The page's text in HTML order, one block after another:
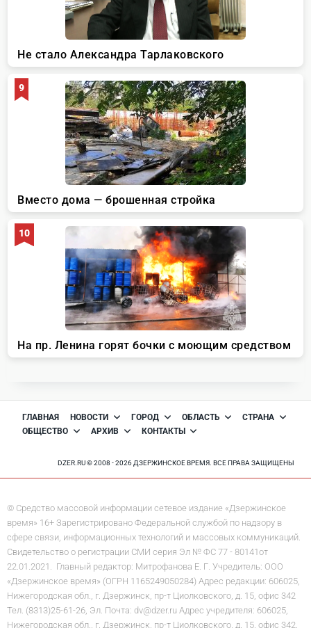
ГЛАВНАЯ НОВОСТИ ГОРОД ОБЛАСТЬ
СТРАНА
ОБЩЕСТВО
АРХИВ КОНТАКТЫ
DZER.RU © 2008 - 2026 ДЗЕРЖИНСКОЕ ВРЕМЯ. ВСЕ ПРАВА ЗАЩИЩЕНЫ
© Средство массовой информации сетевое издание «Дзержинское
время» 16+ Зарегистрировано Федеральной службой по надзору в
сфере связи, информационных технологий и массовых коммуникаций.
Свидетельство о регистрации СМИ серия Эл № ФС 77 - 80141от
22.01.2021. Главный редактор: Митрофанова Е. Г. Учредитель: ООО
«Дзержинское время» (ОГРН 1165249050284) Адрес редакции: 606025,
Нижегородская обл., г. Дзержинск, пр-т Циолковского, д. 15, офис 342
Тел. (8313)25-61-26, Эл. Почта: dv@dzer.ru Адрес учредителя: 606025,
Нижегородская обл., г. Дзержинск, пр-т Циолковского, д. 15, офис 342.